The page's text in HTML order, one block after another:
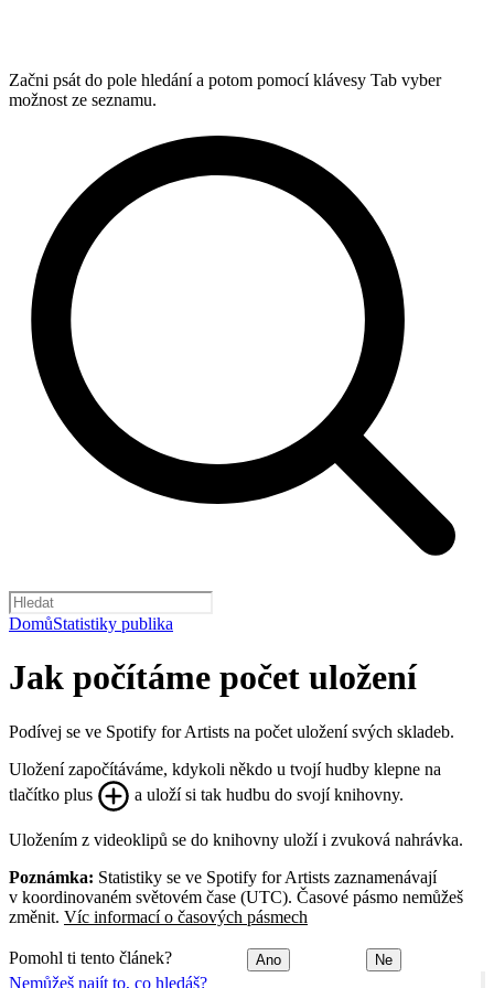
Začni psát do pole hledání a potom pomocí klávesy Tab vyber
možnost ze seznamu.
DomůStatistiky publika
Nemůžeš najít to, co hledáš?
Jak počítáme počet uložení
Podívej se ve Spotify for Artists na počet uložení svých skladeb.
Uložení započítáváme, kdykoli někdo u tvojí hudby klepne na
tlačítko plus
a uloží si tak hudbu do svojí knihovny.
Uložením z videoklipů se do knihovny uloží i zvuková nahrávka.
Poznámka: Statistiky se ve Spotify for Artists zaznamenávají
v koordinovaném světovém čase (UTC). Časové pásmo nemůžeš
změnit. Víc informací o časových pásmech
Pomohl ti tento článek? Ano Ne